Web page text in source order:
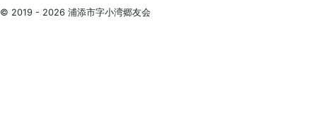
© 2019 - 2026 浦添市字小湾郷友会